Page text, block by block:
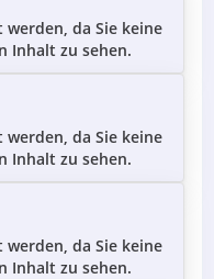
da Sie keine
Inhalt zu sehen.
da Sie keine
Inhalt zu sehen.
da Sie keine
Inhalt zu sehen.